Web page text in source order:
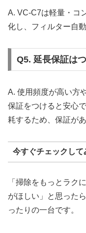
A. VC-C7は軽量・コ
化し、フィルター自
Q5. 延長保証は
A. 使用頻度が高い方
保証をつけると安心
耗するため、保証が
今すぐチェックして
「掃除をもっとラク
がほしい」と思ったら
ったりの一台です。